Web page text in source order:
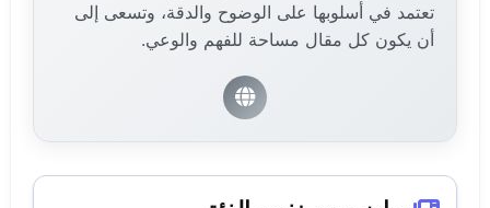
تعتمد في أسلوبها على الوضوح والدقة، وتسعى إلى
أن يكون كل مقال مساحة للفهم والوعي.